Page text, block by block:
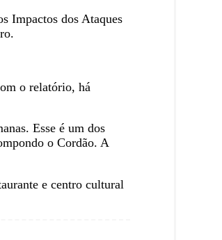
Impactos dos Ataques
o relatório, há
Esse é um dos
o Cordão. A
e centro cultural